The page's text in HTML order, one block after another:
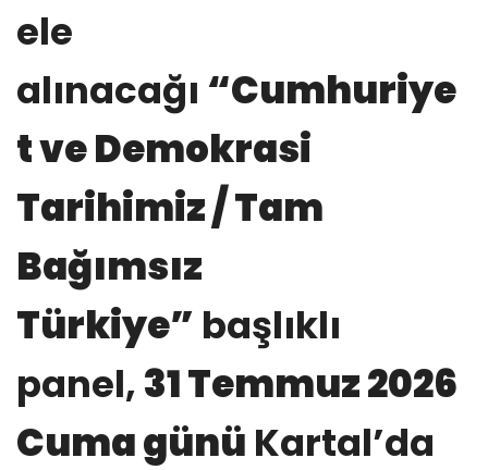
ele
alınacağı “Cumhuriye
t ve Demokrasi
Tarihimiz / Tam
Bağımsız
Türkiye” başlıklı
panel,31 Temmuz 2026
Cuma günü Kartal’da